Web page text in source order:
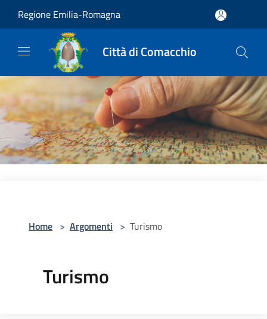
Regione Emilia-Romagna
Città di Comacchio
Home > Argomenti > Turismo
Turismo